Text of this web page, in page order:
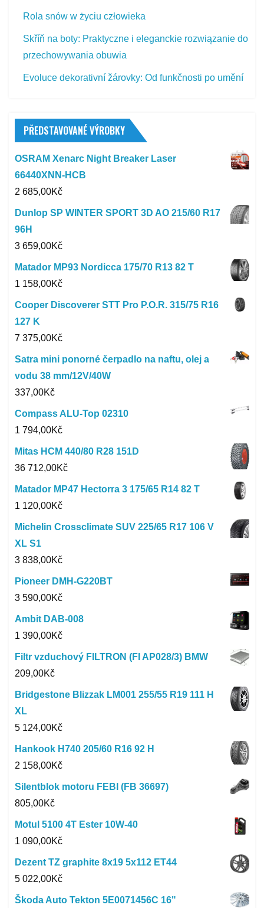
Rola snów w życiu człowieka
Skříň na boty: Praktyczne i eleganckie rozwiązanie do
przechowywania obuwia
Evoluce dekorativní žárovky: Od funkčnosti po umění
PŘEDSTAVOVANÉ VÝROBKY
OSRAM Xenarc Night Breaker Laser
66440XNN-HCB
2 685,00Kč
Dunlop SP WINTER SPORT 3D AO 215/60 R17
96H
3 659,00Kč
Matador MP93 Nordicca 175/70 R13 82 T
1 158,00Kč
Cooper Discoverer STT Pro P.O.R. 315/75 R16
127 K
7 375,00Kč
Satra mini ponorné čerpadlo na naftu, olej a
vodu 38 mm/12V/40W
337,00Kč
Compass ALU-Top 02310
1 794,00Kč
Mitas HCM 440/80 R28 151D
36 712,00Kč
Matador MP47 Hectorra 3 175/65 R14 82 T
1 120,00Kč
Michelin Crossclimate SUV 225/65 R17 106 V
XL S1
3 838,00Kč
Pioneer DMH-G220BT
3 590,00Kč
Ambit DAB-008
1 390,00Kč
Filtr vzduchový FILTRON (FI AP028/3) BMW
209,00Kč
Bridgestone Blizzak LM001 255/55 R19 111 H
XL
5 124,00Kč
Hankook H740 205/60 R16 92 H
2 158,00Kč
Silentblok motoru FEBI (FB 36697)
805,00Kč
Motul 5100 4T Ester 10W-40
1 090,00Kč
Dezent TZ graphite 8x19 5x112 ET44
5 022,00Kč
Škoda Auto Tekton 5E0071456C 16"